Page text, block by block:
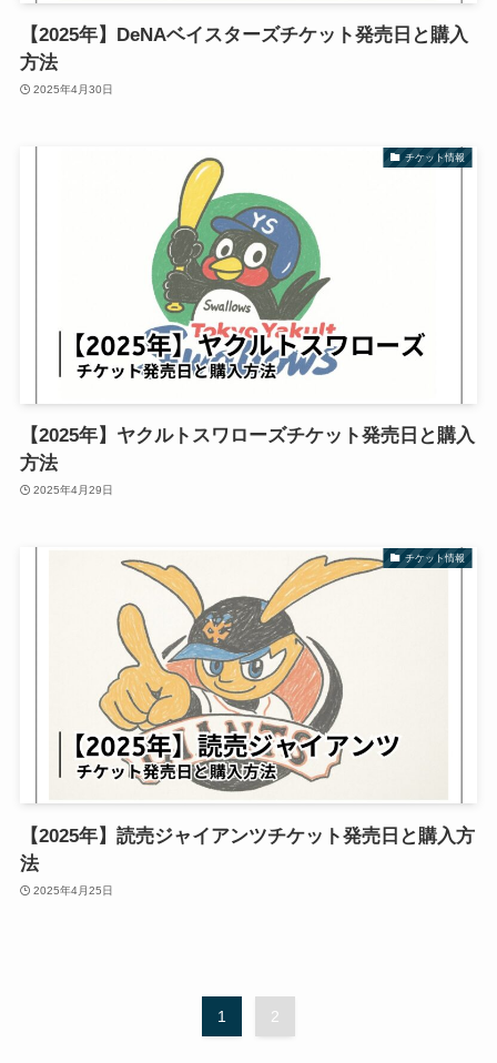
【2025年】DeNAベイスターズチケット発売日と購入
方法
2025年4月30日
チケット情報
【2025年】ヤクルトスワローズチケット発売日と購入
方法
2025年4月29日
チケット情報
【2025年】読売ジャイアンツチケット発売日と購入方
法
2025年4月25日
1 2